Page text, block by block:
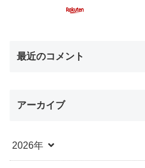
最近のコメント
アーカイブ
2026年